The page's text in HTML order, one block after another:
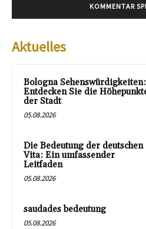
Aktuelles
Bologna Sehenswürdigkeiten:
Entdecken Sie die
der Stadt
05.08.2026
Die Bedeutung der deutschen
Vita: Ein umfassender
Leitfaden
05.08.2026
saudades bedeutung
05.08.2026